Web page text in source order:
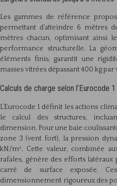
Les gammes de référence
permettant d’atteindre 6 mètres
mètres chacun, optimisant ainsi
performance structurelle. La
éléments finis, garantit une
masses vitrées dépassant 400 kg par
Calculs de charge selon l’Eurocode
L’Eurocode 1 définit les actions
le calcul des structures,
dimension. Pour une baie
zone 3 (vent fort), la pression
kN/m². Cette valeur, combinée
rafales, génère des efforts
carré de surface exposée.
dimensionnement rigoureux des